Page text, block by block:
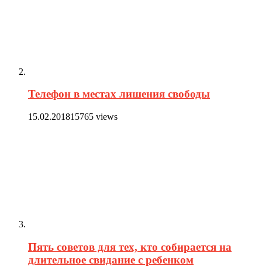
Телефон в местах лишения свободы
15.02.201815765 views
Пять советов для тех, кто собирается на
длительное свидание с ребенком